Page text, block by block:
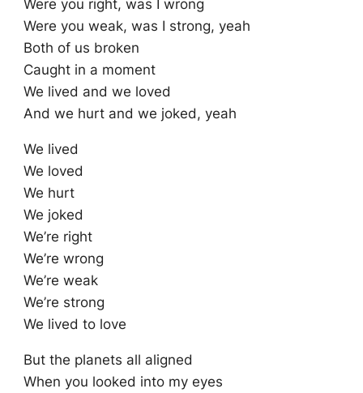
Were you right, was I wrong
Were you weak, was I strong, yeah
Both of us broken
Caught in a moment
We lived and we loved
And we hurt and we joked, yeah
We lived
We loved
We hurt
We joked
We’re right
We’re wrong
We’re weak
We’re strong
We lived to love
But the planets all aligned
When you looked into my eyes